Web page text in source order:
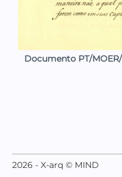
Documento PT/
2026 - X-arq © MIND